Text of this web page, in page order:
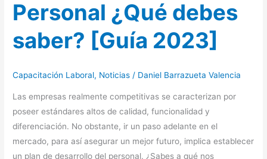
Personal ¿Qué debes
saber? [Guía 2023]
Capacitación Laboral, Noticias / Daniel Barrazueta Valencia
Las empresas realmente competitivas se caracterizan por
poseer estándares altos de calidad, funcionalidad y
diferenciación. No obstante, ir un paso adelante en el
mercado, para así asegurar un mejor futuro, implica establecer
un plan de desarrollo del personal. ¿Sabes a qué nos